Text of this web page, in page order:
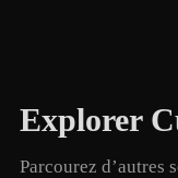
Explorer
Parcourez d’autres